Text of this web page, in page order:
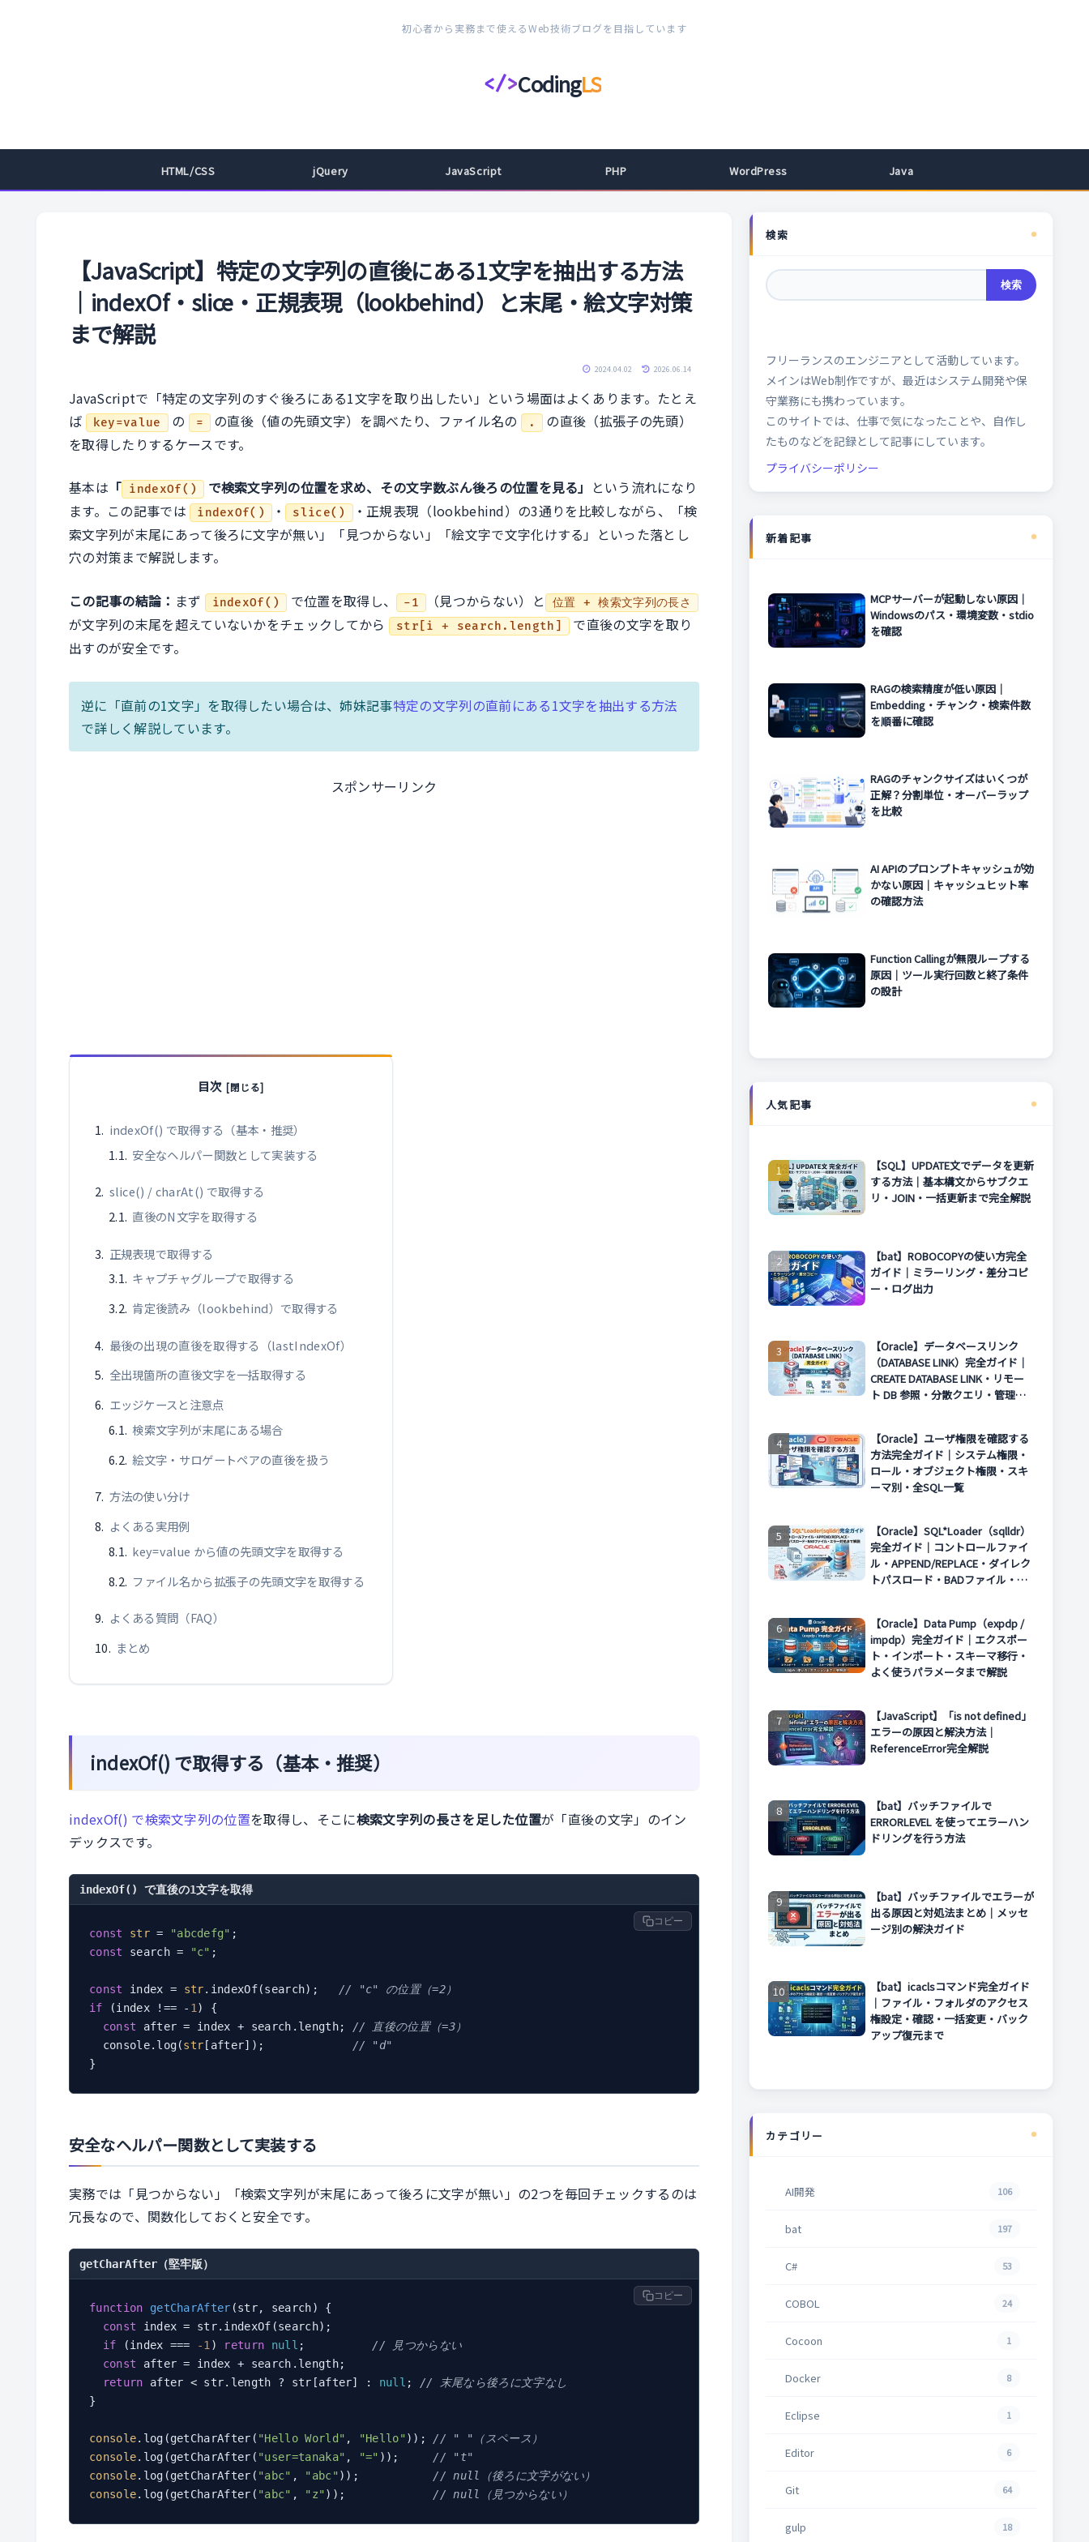
初心者から実務まで使えるWeb技術ブログを目指しています
</>CodingLS
コ
ィ
フ
HTML/CSS jQuery JavaScript PHP WordPress Java
【JavaScript】特定の文字列の直後にある1文字を抽出する方法
｜indexOf・slice・正規表現（lookbehind）と末尾・絵文字対策
まで解説
2024.04.02 2026.06.14
JavaScriptで「特定の文字列のすぐ後ろにある1文字を取り出したい」という場面はよくあります。たとえ
ば
key=value の = の直後（値の先頭文字）を調べたり、ファイル名の .
の直後（拡張子の先頭）
を取得したりするケースです。
基本は 「 indexOf() で検索文字列の位置を求め、その文字数ぶん後ろの位置を見る」 という流れになり
ます。この記事では indexOf() ・ slice()
・正規表現（lookbehind）の3通りを比較しながら、「検
索文字列が末尾にあって後ろに文字が無い」「見つからない」「絵文字で文字化けする」といった落とし
穴の対策まで解説します。
この記事の結論： まず indexOf() で位置を取得し、 -1 （見つからない）と 位置 + 検索文字列の長さ
が文字列の末尾を超えていないかをチェックしてから str[i + search.length]
で直後の文字を取り
出すのが安全です。
逆に「直前の1文字」を取得したい場合は、姉妹記事特定の文字列の直前にある1文字を抽出する方法
で詳しく解説しています。
スポンサーリンク
目次
indexOf() で取得する（基本・推奨）
安全なヘルパー関数として実装する
slice() / charAt() で取得する
直後のN文字を取得する
正規表現で取得する
キャプチャグループで取得する
肯定後読み（lookbehind）で取得する
最後の出現の直後を取得する（lastIndexOf）
全出現箇所の直後文字を一括取得する
エッジケースと注意点
検索文字列が末尾にある場合
絵文字・サロゲートペアの直後を扱う
方法の使い分け
よくある実用例
key=value から値の先頭文字を取得する
ファイル名から拡張子の先頭文字を取得する
よくある質問（FAQ）
まとめ
indexOf() で取得する（基本・推奨）
indexOf() で検索文字列の位置を取得し、そこに検索文字列の長さを足した位置が「直後の文字」のイン
デックスです。
indexOf() で直後の1文字を取得
const str = "abcdefg"
const
search = "c" ;
const index = str.indexOf(search); // "c" の位置（=2）
if (index !== - 1 ) {
const after = index + search.length; // 直後の位置（=3）
  console.log(
str [after]); // "d"
コピー
安全なヘルパー関数として実装する
実務では「見つからない」「検索文字列が末尾にあって後ろに文字が無い」の2つを毎回チェックするのは
冗長なので、関数化しておくと安全です。
getCharAfter（堅牢版）
function getCharAfter (str, search) {
const index = str.indexOf(search);
if (index === -1 ) return null ; // 見つからない
const after = index + search.length;
return after < str.length ? str[after] : null ; // 末尾なら後ろに文字なし
}
console.log(getCharAfter( "Hello World" , "Hello" )); // " "（スペース）
console.log(getCharAfter( "user=tanaka" , "=" )); // "t"
console.log(getCharAfter( "abc" , "abc" )); // null（後ろに文字がない）
console.log(getCharAfter( "abc" , "z" )); // null（見つからない）
コピー
検索
検索
フリーランスのエンジニアとして活動しています。
メインはWeb制作ですが、最近はシステム開発や保
守業務にも携わっています。
このサイトでは、仕事で気になったことや、自作し
たものなどを記録として記事にしています。
プライバシーポリシー
新着記事
MCPサーバーが起動しない原因｜
Windowsのパス・環境変数・stdio
を確認
RAGの検索精度が低い原因｜
Embedding・チャンク・検索件数
を順番に確認
RAGのチャンクサイズはいくつが
正解？分割単位・オーバーラップ
を比較
AI APIのプロンプトキャッシュが効
かない原因｜キャッシュヒット率
の確認方法
Function Callingが無限ループする
原因｜ツール実行回数と終了条件
の設計
人気記事
【SQL】UPDATE文でデータを更新
する方法｜基本構文からサブクエ
リ・JOIN・一括更新まで完全解説
【bat】ROBOCOPYの使い方完全
ガイド｜ミラーリング・差分コピ
ー・ログ出力
【Oracle】データベースリンク
（DATABASE LINK）完全ガイド｜
CREATE DATABASE LINK・リモー
ト DB 参照・分散クエリ・管理方
【Oracle】ユーザ権限を確認する
方法完全ガイド｜システム権限・
ロール・オブジェクト権限・スキ
ーマ別・全SQL一覧
【Oracle】SQL*Loader（sqlldr）
完全ガイド｜コントロールファイ
ル・APPEND/REPLACE・ダイレク
トパスロード・BADファイル・エ
【Oracle】Data Pump（expdp /
impdp）完全ガイド｜エクスポー
ト・インポート・スキーマ移行・
よく使うパラメータまで解説
【JavaScript】「is not defined」
エラーの原因と解決方法｜
ReferenceError完全解説
【bat】バッチファイルで
ERRORLEVEL を使ってエラーハン
ドリングを行う方法
【bat】バッチファイルでエラーが
出る原因と対処法まとめ｜メッセ
ージ別の解決ガイド
【bat】icaclsコマンド完全ガイド
｜ファイル・フォルダのアクセス
権設定・確認・一括変更・バック
アップ復元まで
カテゴリー
AI開発 106
bat 197
C# 53
COBOL 24
Cocoon 1
Docker 8
Eclipse 1
Editor 6
Git 64
gulp 18